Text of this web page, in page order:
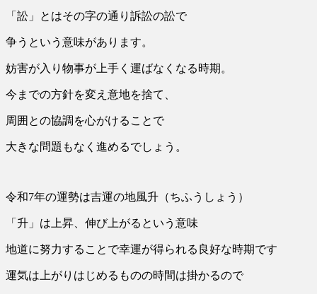
「訟」とはその字の通り訴訟の訟で
争うという意味があります。
妨害が入り物事が上手く運ばなくなる時期。
今までの方針を変え意地を捨て、
周囲との協調を心がけることで
大きな問題もなく進めるでしょう。
令和7年の運勢は吉運の地風升（ちふうしょう）
「升」は上昇、伸び上がるという意味
地道に努力することで幸運が得られる良好な時期です
運気は上がりはじめるものの時間は掛かるので